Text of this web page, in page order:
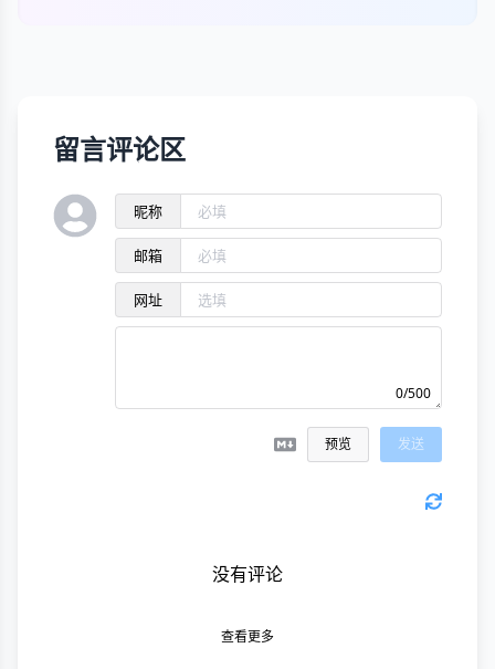
留言评论区
昵称
邮箱
网址
0/500
预览 发送
没有评论
查看更多